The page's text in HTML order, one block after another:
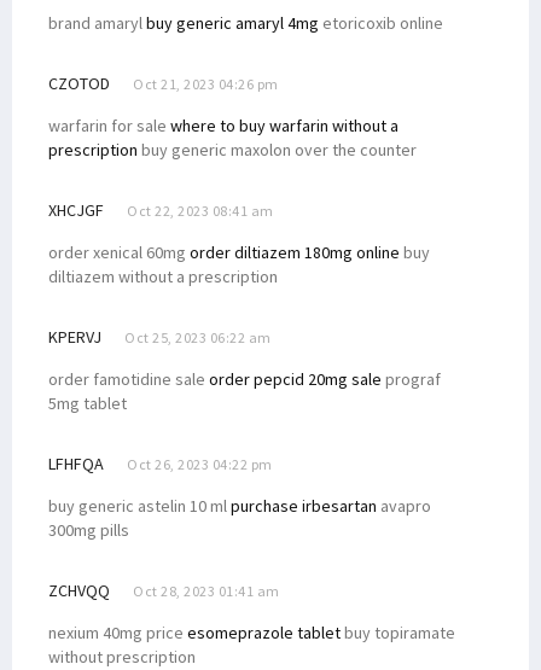
brand amarylbuy generic amaryl 4mg etoricoxib online
CZOTOD Oct 21, 2023 04:26 pm
warfarin for sale where to buy warfarin without a
prescription buy generic maxolon over the counter
XHCJGF Oct 22, 2023 08:41 am
order xenical 60mg order diltiazem 180mg online buy
diltiazem without a prescription
KPERVJ Oct 25, 2023 06:22 am
order famotidine sale order pepcid 20mg sale prograf
5mg tablet
LFHFQA Oct 26, 2023 04:22 pm
buy generic astelin 10 mlpurchase irbesartan avapro
300mg pills
ZCHVQQ Oct 28, 2023 01:41 am
nexium 40mg price esomeprazole tabletbuy topiramate
without prescription